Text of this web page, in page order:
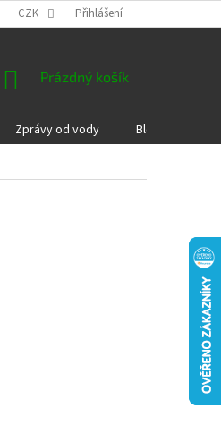
DÁRKOVÉ POUKAZY
CZK Přihlášení
NÁKUPNÍ
Prázdný košík
Zprávy od vody Blog